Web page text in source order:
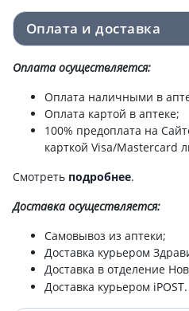
Оплата и доставка
Оплата осуществляется:
Оплата наличными в
Оплата картой в аптеке;
100% предоплата на
карткой Visa/Mastercard
Смотреть подробнее.
Доставкаосуществляется:
Самовывоз из аптеки;
Доставка курьером
Доставка в отделение
Доставка курьером iPOST.